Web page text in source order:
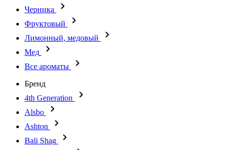
Черника
Фруктовый
Лимонный, медовый
Мед
Все ароматы
Бренд
4th Generation
Alsbo
Ashton
Bali Shag